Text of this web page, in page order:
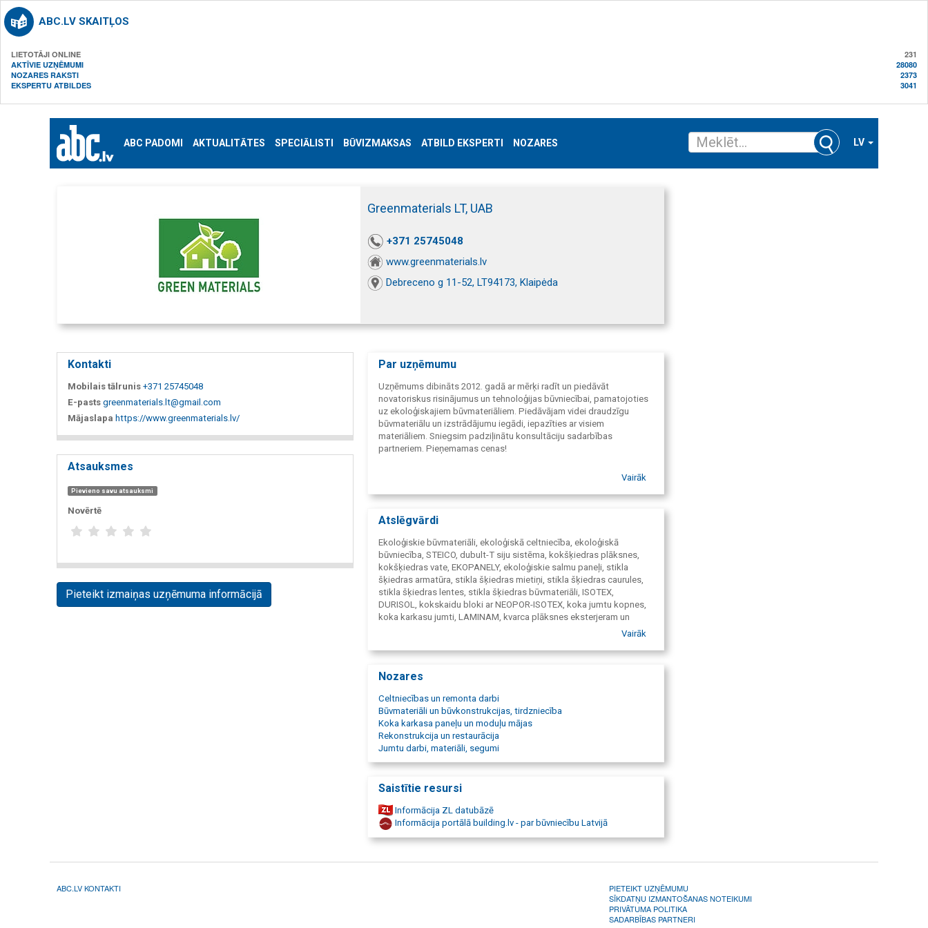
ABC.LV SKAITĻOS
LIETOTĀJI ONLINE
231
AKTĪVIE UZŅĒMUMI
28080
NOZARES RAKSTI
2373
EKSPERTU ATBILDES
3041
ABC PADOMI AKTUALITĀTES SPECIĀLISTI BŪVIZMAKSAS ATBILD EKSPERTI NOZARES LV
Greenmaterials LT, UAB
+371 25745048
www.greenmaterials.lv
Debreceno g 11-52, LT94173, Klaipėda
Kontakti
Mobilais tālrunis +371 25745048
E-pasts greenmaterials.lt@gmail.com
Mājaslapa https://www.greenmaterials.lv/
Atsauksmes
Pievieno savu atsauksmi
Novērtē
Pieteikt izmaiņas uzņēmuma informācijā
Par uzņēmumu
Uzņēmums dibināts 2012. gadā ar mērķi radīt un piedāvāt
novatoriskus risinājumus un tehnoloģijas būvniecībai, pamatojoties
uz ekoloģiskajiem būvmateriāliem. Piedāvājam videi draudzīgu
būvmateriālu un izstrādājumu iegādi, iepazīties ar visiem
materiāliem. Sniegsim padziļinātu konsultāciju sadarbības
partneriem. Pieņemamas cenas!
Vairāk
Atslēgvārdi
Ekoloģiskie būvmateriāli, ekoloģiskā celtniecība, ekoloģiskā
būvniecība, STEICO, dubult-T siju sistēma, kokšķiedras plāksnes,
kokšķiedras vate, EKOPANELY, ekoloģiskie salmu paneļi, stikla
šķiedras armatūra, stikla šķiedras mietiņi, stikla šķiedras caurules,
stikla šķiedras lentes, stikla šķiedras būvmateriāli, ISOTEX,
DURISOL, kokskaidu bloki ar NEOPOR-ISOTEX, koka jumtu kopnes,
koka karkasu jumti, LAMINAM, kvarca plāksnes eksterjeram un
interjeram, kvarca plāksnes fasādēm, kvarca plāksnes apdarei, MR
koksnes izstrādājumi, stikla šķiedras kompozītarmatūra,
kokšķiedras panelis fasādēm, STEICO PROTECT.
Vairāk
Nozares
Celtniecības un remonta darbi
Būvmateriāli un būvkonstrukcijas, tirdzniecība
Koka karkasa paneļu un moduļu mājas
Rekonstrukcija un restaurācija
Jumtu darbi, materiāli, segumi
Saistītie resursi
Informācija ZL datubāzē
Informācija portālā building.lv - par būvniecību Latvijā
ABC.LV KONTAKTI
PIETEIKT UZŅĒMUMU
SĪKDATŅU IZMANTOŠANAS NOTEIKUMI
PRIVĀTUMA POLITIKA
SADARBĪBAS PARTNERI